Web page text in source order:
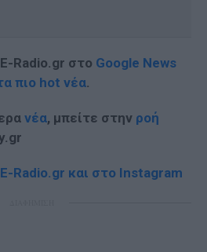
Radio.gr στο Google News
πιο hot νέα.
νέα, μπείτε στην ροή
Radio.gr και στο Instagram